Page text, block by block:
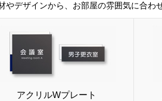
デザインから、お部屋の雰囲気に合わ
アクリルWプレート